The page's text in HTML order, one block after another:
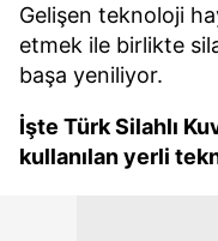
Gelişen teknoloji
etmek ile birlikte
başa yeniliyor.
İşte Türk Silahlı
kullanılan yerli